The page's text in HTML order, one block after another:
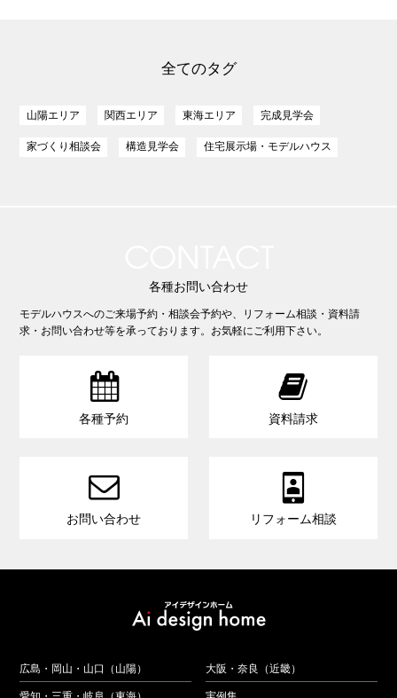
全てのタグ
山陽エリア 関西エリア 東海エリア 完成見学会
家づくり相談会 構造見学会 住宅展示場・モデルハウス
各種お問い合わせ
モデルハウスへのご来場予約・相談会予約や、リフォーム相談・資料請
求・お問い合わせ等を承っております。お気軽にご利用下さい。

各種予約

資料請求

お問い合わせ

リフォーム相談
広島・岡山・山口（山陽） 大阪・奈良（近畿）